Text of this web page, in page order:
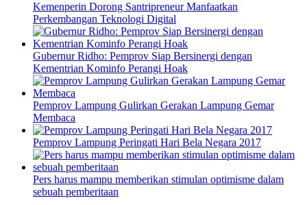
Kemenperin Dorong Santripreneur Manfaatkan
Perkembangan Teknologi Digital
Gubernur Ridho: Pemprov Siap Bersinergi dengan
Kementrian Kominfo Perangi Hoak
Pemprov Lampung Gulirkan Gerakan Lampung Gemar
Membaca
Pemprov Lampung Peringati Hari Bela Negara 2017
Pers harus mampu memberikan stimulan optimisme dalam
sebuah pemberitaan